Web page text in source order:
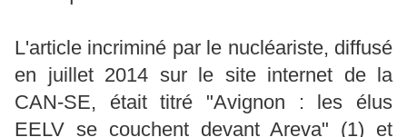
L'article incriminé par le nucléariste, diffusé
en juillet 2014 sur le site internet de la
CAN-SE, était titré "Avignon : les élus
EELV se couchent devant Areva" (1) et